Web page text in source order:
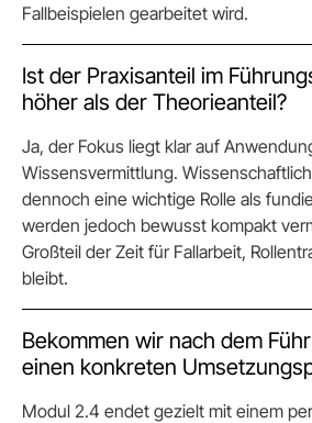
Fallbeispielen gearbeitet wird.
Ist der Praxisanteil im
höher als der Theorieanteil?
Ja, der Fokus liegt klar auf
Wissensvermittlung.
dennoch eine wichtige Rolle als
werden jedoch bewusst kompakt
Großteil der Zeit für Fallarbeit,
bleibt.
Bekommen wir nach dem
einen konkreten
Modul 2.4 endet gezielt mit einem